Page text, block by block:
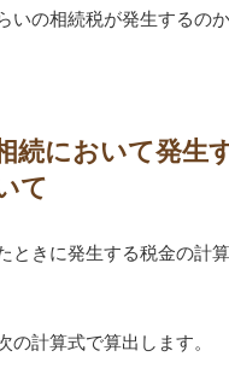
いの相続税が発生するの
続において発生
て
ときに発生する税金の計
の計算式で算出します。